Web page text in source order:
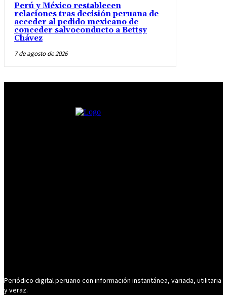
Perú y México restablecen
relaciones tras decisión peruana de
acceder al pedido mexicano de
conceder salvoconducto a Bettsy
Chávez
7 de agosto de 2026
Periódico digital peruano con información instantánea, variada, utilitaria
y veraz.